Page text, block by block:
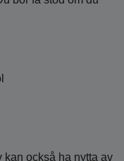
kan också ha nytta av